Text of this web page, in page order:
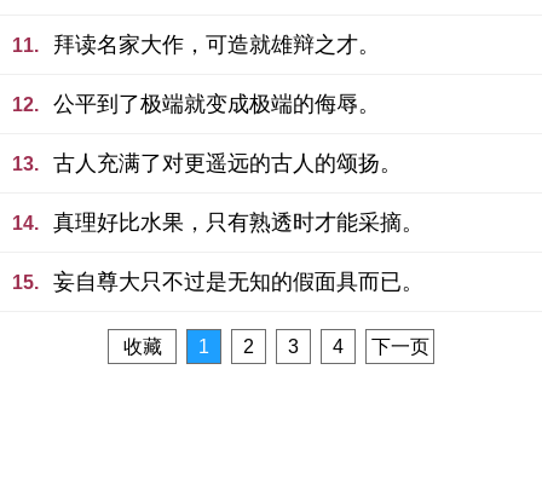
11. 拜读名家大作，可造就雄辩之才。
12. 公平到了极端就变成极端的侮辱。
13. 古人充满了对更遥远的古人的颂扬。
14. 真理好比水果，只有熟透时才能采摘。
15. 妄自尊大只不过是无知的假面具而已。
收藏 1 2 3 4 下一页